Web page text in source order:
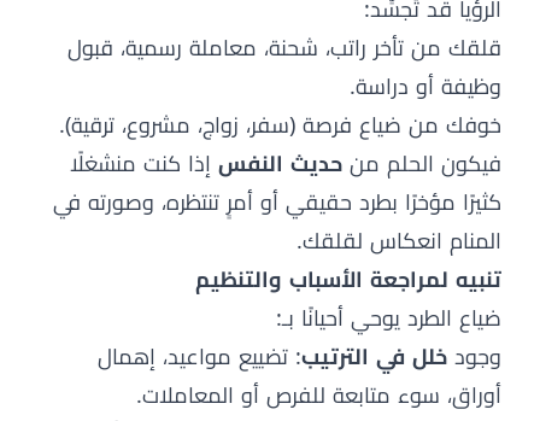
الرؤيا قد تُجسِّد:
قلقك من تأخر راتب، شحنة، معاملة رسمية، قبول
وظيفة أو دراسة.
خوفك من ضياع فرصة (سفر، زواج، مشروع، ترقية).
فيكون الحلم منحديث النفس إذا كنت منشغلًا
كثيرًا مؤخرًا بطرد حقيقي أو أمرٍ تنتظره، وصورته في
المنام انعكاس لقلقك.
تنبيه لمراجعة الأسباب والتنظيم
ضياع الطرد يوحي أحيانًا بـ:
وجودخلل في الترتيب: تضييع مواعيد، إهمال
أوراق، سوء متابعة للفرص أو المعاملات.